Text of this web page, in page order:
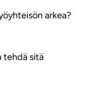
arkea?
tehdä sitä